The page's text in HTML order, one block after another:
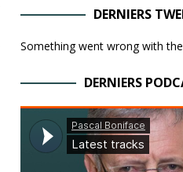
DERNIERS
Something went wrong with
DERNIERS